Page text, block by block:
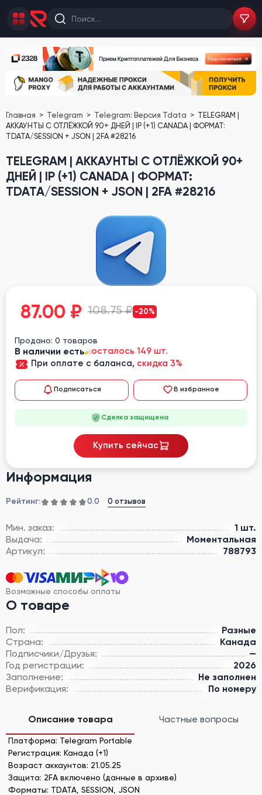
Главная Telegram Telegram: Версия Tdata
TELEGRAM |
АККАУНТЫ С ОТЛЁЖКОЙ 90+ ДНЕЙ | IP (+1) CANADA | ФОРМАТ:
TDATA/SESSION + JSON | 2FA #28216
TELEGRAM | АККАУНТЫ С ОТЛЁЖКОЙ 90+
ДНЕЙ | IP (+1) CANADA | ФОРМАТ:
TDATA/SESSION + JSON | 2FA #28216
Информация
Рейтинг: 0.0 0 отзывов
Мин. заказ:
1 шт.
Выдача:
Моментальная
Артикул:
788793
Возможные способы оплаты
О товаре
Пол:
Разные
Страна:
Канада
Подписчики/Друзья:
—
Год регистрации:
2026
Заполнение:
Не заполнен
Верификация:
По номеру
87.00 ₽ 108.75 ₽ -20%
Продано: 0 товаров
В наличии есть
осталось 149 шт.
При оплате с баланса, скидка 3%
Подписаться В избранное
Сделка защищена
Купить сейчас
Описание товара Частные вопросы
Платформа: Telegram Portable
Регистрация: Канада (+1)
Возраст аккаунтов: 21.05.25
Защита: 2FA включено (данные в архиве)
Форматы: TDATA, SESSION, JSON